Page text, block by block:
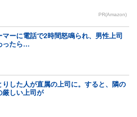
PR(Amazon)
マーに電話で2時間怒鳴られ、男性上司
ったら…
りした人が直属の上司に。すると、隣の
厳しい上司が